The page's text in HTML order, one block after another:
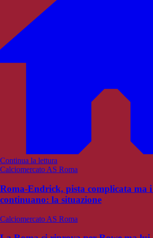
Continua la lettura
Calciomercato AS Roma
Roma-Endrick, pista complicata ma
continuano: la situazione
Calciomercato AS Roma